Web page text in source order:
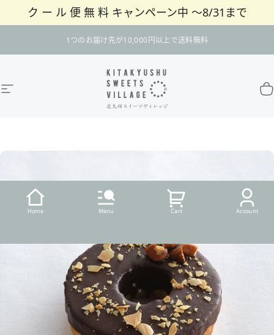
ク ー ル 便 無 料 キャンペーン中 〜8/31まで
1つのお届け先が10,000円以上で送料無料
スライドショーを一時停止
サイトナビゲーション 北九州スイーツヴィレッジ / 公式オンラインショ
Home Menu Cart Account